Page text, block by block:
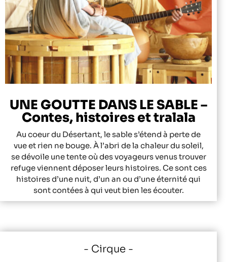
UNE GOUTTE DANS LE SABLE –
Contes, histoires et tralala
Au coeur du Désertant, le sable s’étend à perte de
vue et rien ne bouge. À l’abri de la chaleur du soleil,
se dévoile une tente où des voyageurs venus trouver
refuge viennent déposer leurs histoires. Ce sont ces
histoires d’une nuit, d’un an ou d’une éternité qui
sont contées à qui veut bien les écouter.
Cirque